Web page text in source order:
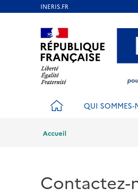
Aller au contenu Aller au
ACCUEILQUI SOMMES-
Accueil
Contactez-